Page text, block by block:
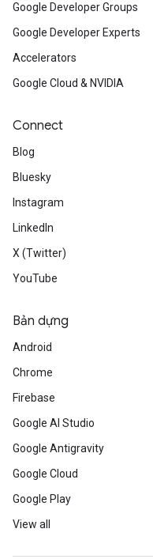
Google Developer Groups
Google Developer Experts
Accelerators
Google Cloud & NVIDIA
Connect
Blog
Bluesky
Instagram
LinkedIn
X (Twitter)
YouTube
Bản dựng
Android
Chrome
Firebase
Google AI Studio
Google Antigravity
Google Cloud
Google Play
View all